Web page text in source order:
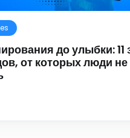
до улыбки:
от которых люди не